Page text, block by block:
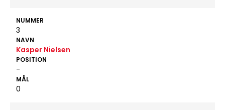
NUMMER
3
NAVN
Kasper Nielsen
POSITION
-
MÅL
0